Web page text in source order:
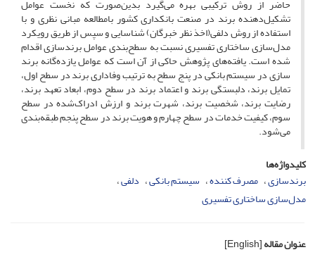
حاضر از روش ترکیبی بهره می‌گیرد بدین‌صورت که نخست عوامل
تشکیل‌دهنده برند در صنعت بانکداری کشور بامطالعه مبانی نظری و با
استفاده از روش دلفی(اخذ نظر خبرگان) شناسایی و سپس از طریق رویکرد
مدل‌سازی ساختاری تفسیری نسبت به سطح‌بندی عوامل برندسازی اقدام
شده است. یافته‌های پژوهش حاکی از آن است که عوامل یازده‌گانه برند
سازی در سیستم بانکی در پنج سطح به ترتیب وفاداری برند در سطح اول،
تمایل برند، دلبستگی برند و اعتماد برند در سطح دوم، ابعاد تعهد برند،
رضایت برند، شخصیت برند، شهرت برند و ارزش ادراک‌شده در سطح
سوم، کیفیت خدمات در سطح چهارم و هویت برند در سطح پنجم طبقه‌بندی
می‌شود.
کلیدواژه‌ها
برندسازی مصرف کننده سیستم بانکی دلفی
مدل‌سازی ساختاری تفسیری
عنوان مقاله[English]